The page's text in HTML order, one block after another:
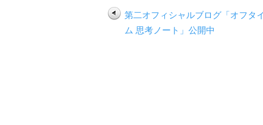
第二オフィシャルブログ「オフタ
ム 思考ノート」公開中